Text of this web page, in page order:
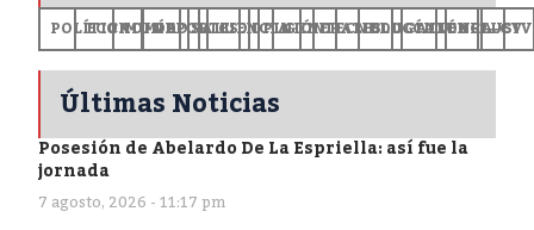
POLÍTICA
ECONOMÍA
MUNDODEPORTES
SALUDCIENCIA
OPINIÓN
GENERALES
TECNOLOGÍA
EDUCACIÓN
CULTURA+CV
Últimas Noticias
Posesión de Abelardo De La Espriella: así fue la
jornada
7 agosto, 2026 - 11:17 pm